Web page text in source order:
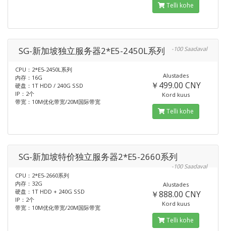
Telli kohe
SG-新加坡独立服务器2*E5-2450L系列 -100 Saadaval
CPU：2*E5-2450L系列
内存：16G
硬盘：1T HDD / 240G SSD
IP：2个
带宽：10M优化带宽/20M国际带宽
Alustades
￥499.00 CNY
Kord kuus
Telli kohe
SG-新加坡特价独立服务器2*E5-2660系列
-100 Saadaval
CPU：2*E5-2660系列
内存：32G
硬盘：1T HDD + 240G SSD
IP：2个
带宽：10M优化带宽/20M国际带宽
Alustades
￥888.00 CNY
Kord kuus
Telli kohe